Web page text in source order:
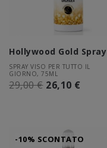
Hollywood Gold Spray
SPRAY VISO PER TUTTO IL
GIORNO, 75ML
29,00 € 26,10 €
-10% SCONTATO